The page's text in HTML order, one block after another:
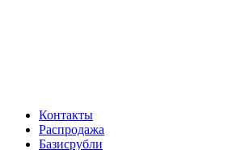
Контакты
Распродажа
Базисрубли